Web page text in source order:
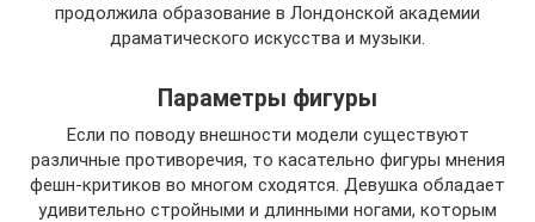
продолжила образование в Лондонской академии
драматического искусства и музыки.
Параметры фигуры
Если по поводу внешности модели существуют
различные противоречия, то касательно фигуры мнения
фешн-критиков во многом сходятся. Девушка обладает
удивительно стройными и длинными ногами, которым